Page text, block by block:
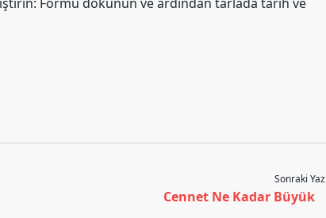
Sonraki
Cennet Ne Kadar Büyük